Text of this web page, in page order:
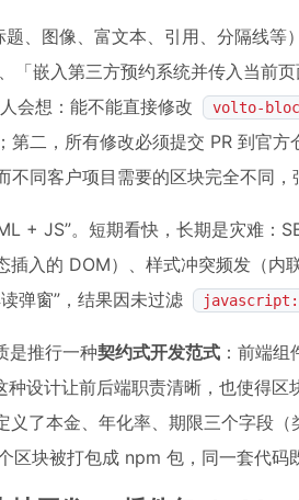
、图像、富文本、引用、分隔线等
「嵌入第三方预约系统并传入当前
会想：能不能直接修改
volto-
第二，所有修改必须提交 PR 到官
同客户项目需要的区块完全不同，
+ JS”。短期看快，长期是灾难：
插入的 DOM）、样式冲突频发（
弹窗”，结果因未过滤
javascript:
是推行一种契约式开发范式 ：前端
种设计让前后端职责清晰，也使得
义了本金、年化率、期限三个字段
块被打包成 npm 包，同一套代码